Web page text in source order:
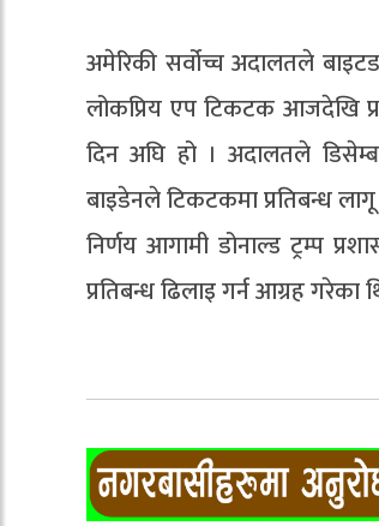
अमेरिकी सर्वोच्च अदालतले
लोकप्रिय एप टिकटक आजदेखि
दिन अघि हो । अदालतले
बाइडेनले टिकटकमा प्रतिबन्ध
निर्णय आगामी डोनाल्ड ट्रम्प
प्रतिबन्ध ढिलाइ गर्न आग्रह गरेका